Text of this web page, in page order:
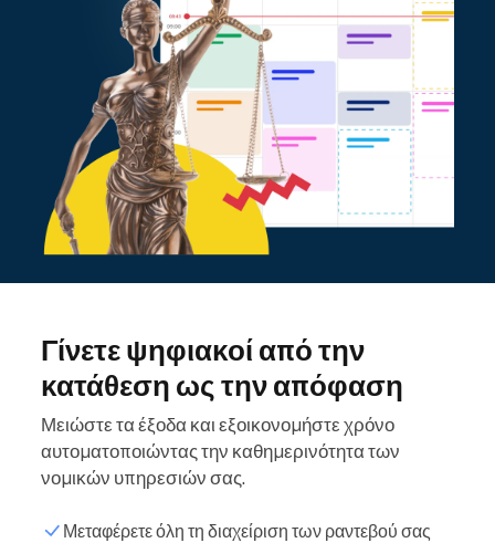
Γίνετε ψηφιακοί από την
κατάθεση ως την απόφαση
Μειώστε τα έξοδα και εξοικονομήστε χρόνο
αυτοματοποιώντας την καθημερινότητα των
νομικών υπηρεσιών σας.
Μεταφέρετε όλη τη διαχείριση των ραντεβού σας